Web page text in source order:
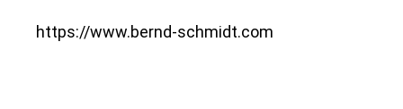
https://www.bernd-schmidt.com